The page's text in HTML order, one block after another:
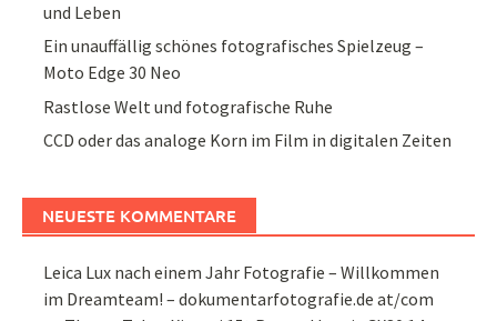
und Leben
Ein unauffällig schönes fotografisches Spielzeug –
Moto Edge 30 Neo
Rastlose Welt und fotografische Ruhe
CCD oder das analoge Korn im Film in digitalen Zeiten
NEUESTE KOMMENTARE
Leica Lux nach einem Jahr Fotografie – Willkommen
im Dreamteam! – dokumentarfotografie.de at/com